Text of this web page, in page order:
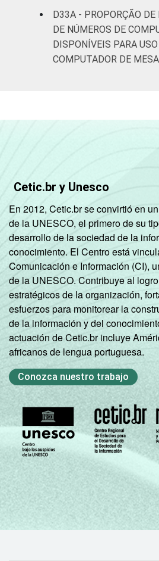
D33A - PROPORÇÃO DE
DE NÚMEROS DE
DISPONÍVEIS PARA
COMPUTADOR DE MESA
Cetic.br y Unesco
En 2012, Cetic.br se convirtió en
de la UNESCO, el primero de su
desarrollo de la sociedad de la
conocimiento. El Centro está
Comunicación e Información (CI),
de la UNESCO. Contribuye al
estratégicos de la organización,
esfuerzos para monitorear la
de la información y del
actuación de Cetic.br incluye
africanos de lengua portuguesa.
Conozca nuestro trabajo